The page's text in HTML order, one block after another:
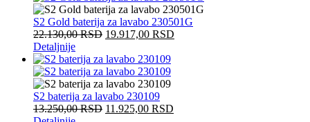
S2 Gold baterija za lavabo 230501G
22.130,00RSD 19.917,00 RSD
Detaljnije
S2 baterija za lavabo 230109
13.250,00RSD 11.925,00 RSD